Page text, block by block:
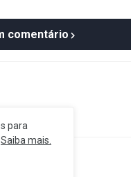
comentário
para
Saiba mais.